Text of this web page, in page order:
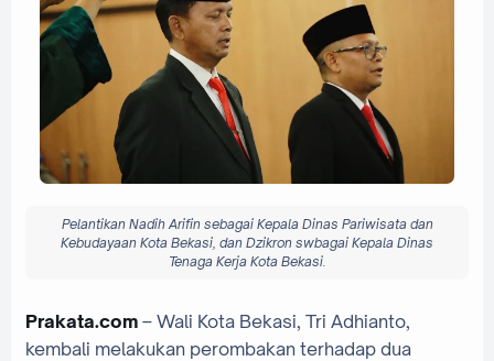
Pelantikan Nadih Arifin sebagai Kepala Dinas Pariwisata dan
Kebudayaan Kota Bekasi, dan Dzikron swbagai Kepala Dinas
Tenaga Kerja Kota Bekasi.
Prakata.com – Wali Kota Bekasi, Tri Adhianto,
kembali melakukan perombakan terhadap dua